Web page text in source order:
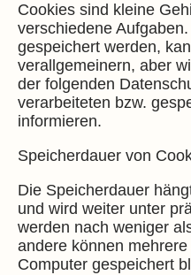
Cookies sind kleine
verschiedene
gespeichert werden,
verallgemeinern, aber
der folgenden
verarbeiteten bzw.
informieren.
Speicherdauer von
Die Speicherdauer
und wird weiter unter
werden nach weniger
andere können
Computer gespeichert